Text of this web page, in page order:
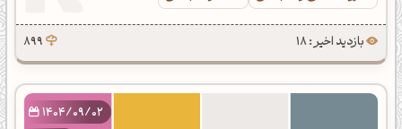
بازدید اخیر : 18 899
1404/09/02